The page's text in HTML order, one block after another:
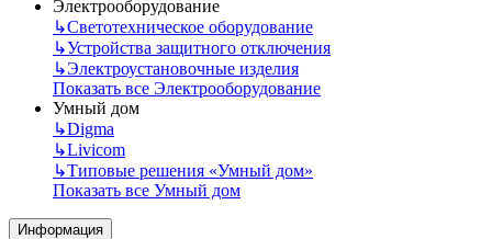
Электрооборудование
↳Светотехническое оборудование
↳Устройства защитного отключения
↳Электроустановочные изделия
Показать все Электрооборудование
Умный дом
↳Digma
↳Livicom
↳Типовые решения «Умный дом»
Показать все Умный дом
Информация